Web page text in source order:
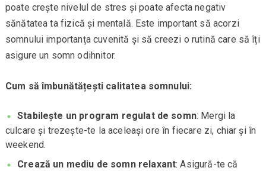
poate crește nivelul de stres și poate afecta negativ
sănătatea ta fizică și mentală. Este important să acorzi
somnului importanța cuvenită și să creezi o rutină care să îți
asigure un somn odihnitor.
Cum să îmbunătățești calitatea somnului:
Stabilește un program regulat de somn: Mergi la
culcare și trezește-te la aceleași ore în fiecare zi, chiar și în
weekend.
Crează un mediu de somn relaxant: Asigură-te că